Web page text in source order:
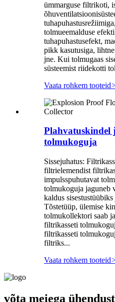
ümmarguse filtrikoti,
tolmueemalduse
tuhapuhastusefekt,
pikk kasutusiga,
jne. Kui tolmugaas
süsteemist riidekotti
Vaata rohkem tooteid
Plahvatuskindel
tolmukoguja
Sissejuhatus:
filtrielemendist
impulsspuhutavat
tolmukoguja jaguneb
kaldus
Tõstetüüp, ülemise
tolmukollektori saab
filtrikasseti
filtrikasseti
filtriks...
Vaata rohkem tooteid
võta meiega ühendust